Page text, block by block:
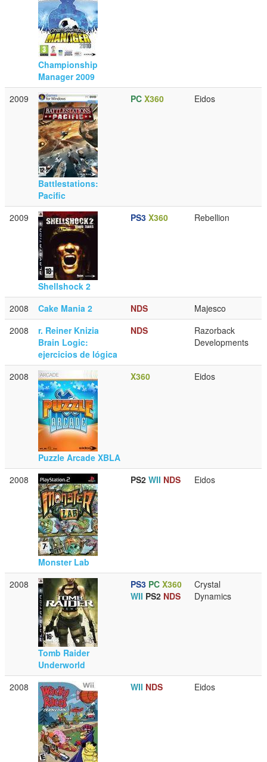
Championship
Manager 2009
2009
Battlestations:
Pacific
PC X360 Eidos
2009
Shellshock 2
PS3 X360 Rebellion
2008 Cake Mania 2 NDS
Majesco
2008
r. Reiner Knizia
Brain Logic:
ejercicios de lógica
NDS
Razorback
Developments
2008
Puzzle Arcade XBLA
X360 Eidos
2008
Monster Lab
PS2 WII NDS Eidos
2008
Tomb Raider
Underworld
PS3 PC X360
WII PS2 NDS
Crystal
Dynamics
2008 WII NDS Eidos